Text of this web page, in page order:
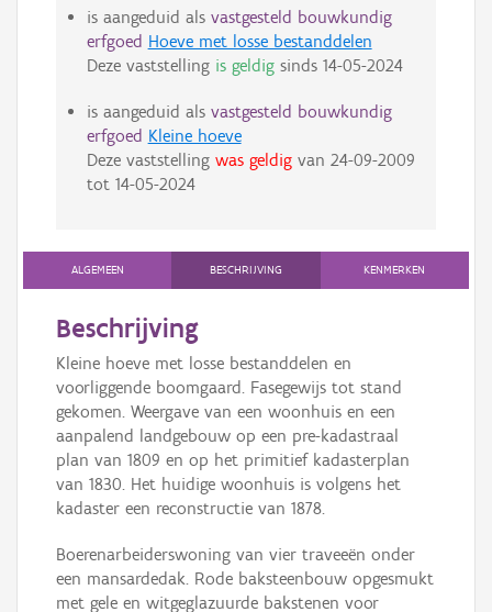
is aangeduid als vastgesteld bouwkundig
erfgoed Hoeve met losse bestanddelen
Deze vaststelling is geldigsinds 14-05-2024
is aangeduid als vastgesteld bouwkundig
erfgoed Kleine hoeve
Deze vaststelling was geldigvan 24-09-2009
tot 14-05-2024
ALGEMEEN BESCHRIJVING KENMERKEN
Beschrijving
Kleine hoeve met losse bestanddelen en
voorliggende boomgaard. Fasegewijs tot stand
gekomen. Weergave van een woonhuis en een
aanpalend landgebouw op een pre-kadastraal
plan van 1809 en op het primitief kadasterplan
van 1830. Het huidige woonhuis is volgens het
kadaster een reconstructie van 1878.
Boerenarbeiderswoning van vier traveeën onder
een mansardedak. Rode baksteenbouw opgesmukt
met gele en witgeglazuurde bakstenen voor